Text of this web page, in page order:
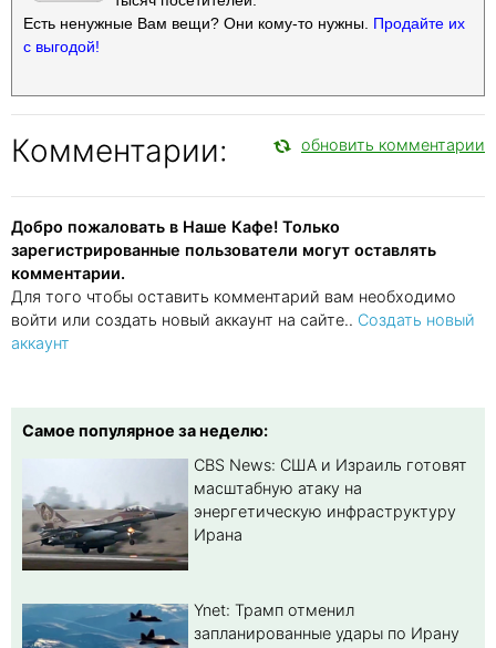
Есть ненужные Вам вещи? Они кому-то нужны. Продайте их
с выгодой!
Комментарии: обновить комментарии
Добро пожаловать в Наше Кафе! Только
зарегистрированные пользователи могут оставлять
комментарии.
Для того чтобы оставить комментарий вам необходимо
войти или создать новый аккаунт на сайте.. Создать новый
аккаунт
Самое популярное за неделю:
CBS News: США и Израиль готовят
масштабную атаку на
энергетическую инфраструктуру
Ирана
Ynet: Трамп отменил
запланированные удары по Ирану